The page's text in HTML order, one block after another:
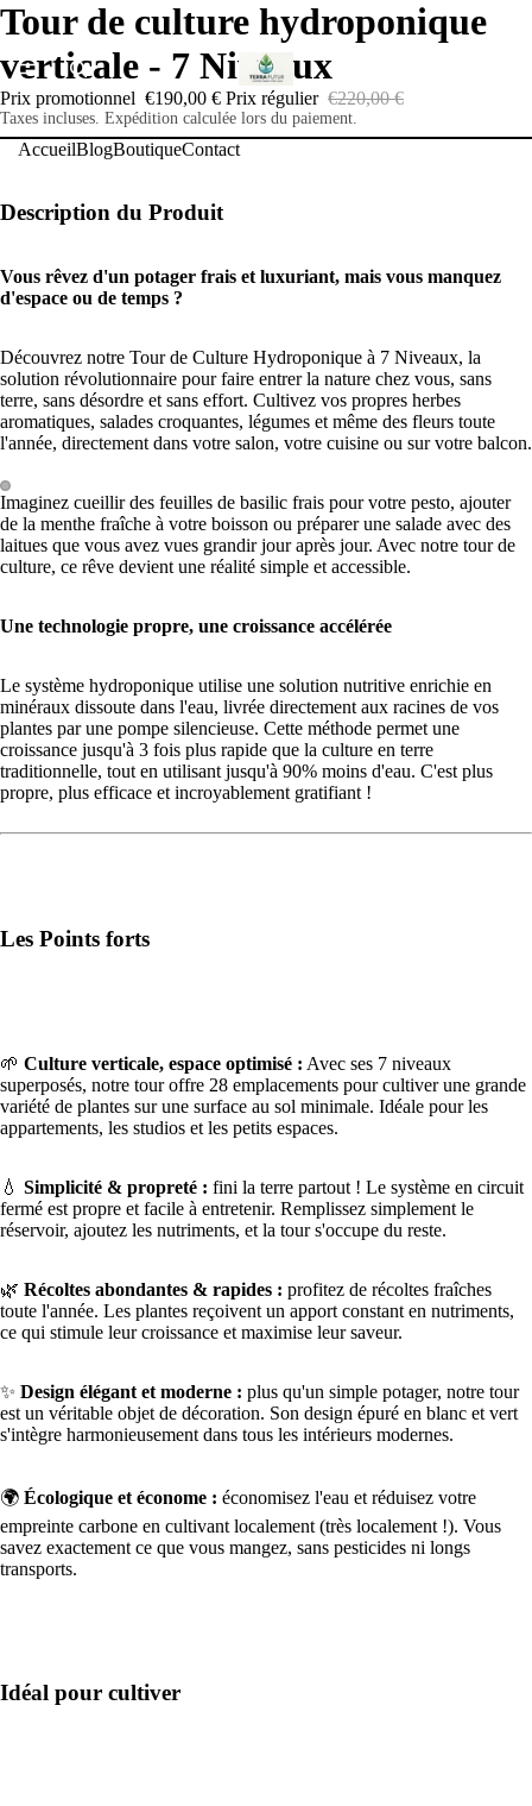
AccueilBlogBoutiqueContact
Tour de culture hydroponique
verticale - 7 Niveaux
Prix promotionnel €190,00 € Prix régulier €220,00 €
Taxes incluses. Expédition calculée lors du paiement.
Description du Produit
Vous rêvez d'un potager frais et luxuriant, mais vous manquez
d'espace ou de temps ?
Découvrez notre Tour de Culture Hydroponique à 7 Niveaux, la
solution révolutionnaire pour faire entrer la nature chez vous, sans
terre, sans désordre et sans effort. Cultivez vos propres herbes
aromatiques, salades croquantes, légumes et même des fleurs toute
l'année, directement dans votre salon, votre cuisine ou sur votre balcon.
Imaginez cueillir des feuilles de basilic frais pour votre pesto, ajouter
de la menthe fraîche à votre boisson ou préparer une salade avec des
laitues que vous avez vues grandir jour après jour. Avec notre tour de
culture, ce rêve devient une réalité simple et accessible.
Une technologie propre, une croissance accélérée
Le système hydroponique utilise une solution nutritive enrichie en
minéraux dissoute dans l'eau, livrée directement aux racines de vos
plantes par une pompe silencieuse. Cette méthode permet une
croissance jusqu'à 3 fois plus rapide que la culture en terre
traditionnelle, tout en utilisant jusqu'à 90% moins d'eau. C'est plus
propre, plus efficace et incroyablement gratifiant !
Les Points forts
🌱 Culture verticale, espace optimisé : Avec ses 7 niveaux
superposés, notre tour offre 28 emplacements pour cultiver une grande
variété de plantes sur une surface au sol minimale. Idéale pour les
appartements, les studios et les petits espaces.
💧 Simplicité & propreté : fini la terre partout ! Le système en circuit
fermé est propre et facile à entretenir. Remplissez simplement le
réservoir, ajoutez les nutriments, et la tour s'occupe du reste.
🌿 Récoltes abondantes & rapides : profitez de récoltes fraîches
toute l'année. Les plantes reçoivent un apport constant en nutriments,
ce qui stimule leur croissance et maximise leur saveur.
✨ Design élégant et moderne : plus qu'un simple potager, notre tour
est un véritable objet de décoration. Son design épuré en blanc et vert
s'intègre harmonieusement dans tous les intérieurs modernes.
🌍 Écologique et économe : économisez l'eau et réduisez votre
empreinte carbone en cultivant localement (très localement !). Vous
savez exactement ce que vous mangez, sans pesticides ni longs
transports.
Idéal pour cultiver